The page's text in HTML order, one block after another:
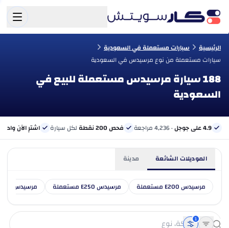
الرئيسية
سيارات مستعملة في السعودية
سيارات مستعملة من نوع مرسيدس في السعودية
188 سيارة مرسيدس مستعملة للبيع في
السعودية
4.9 على جوجل · 4,236 مراجعة فحص 200 نقطة لكل سيارة اشترِ الآن
الموديلات الشائعة مدينة
مرسيدس E200 مستعملة مرسيدس E250 مستعملة مرسيدس E300 مستعملة
1